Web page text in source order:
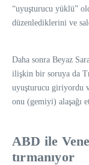
“uyuşturucu yüklü”
düzenlediklerini ve
Daha sonra Beyaz
ilişkin bir soruya da
uyuşturucu giriyordu
onu (gemiyi) alaşağı
ABD ile
tırmanıyor